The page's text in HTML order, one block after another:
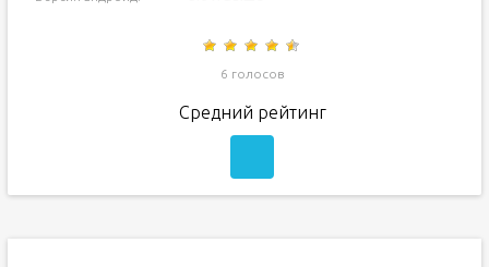
6 голосов
Средний рейтинг